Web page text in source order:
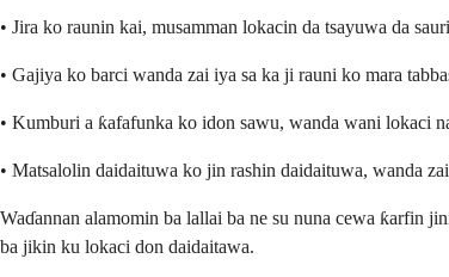
• Jira ko raunin kai, musamman lokacin da tsayuwa da
• Gajiya ko barci wanda zai iya sa ka ji rauni ko mara
• Kumburi a ƙafafunka ko idon sawu, wanda wani lokaci
• Matsalolin daidaituwa ko jin rashin daidaituwa, wanda
Waɗannan alamomin ba lallai ba ne su nuna cewa ƙarfin
ba jikin ku lokaci don daidaitawa.